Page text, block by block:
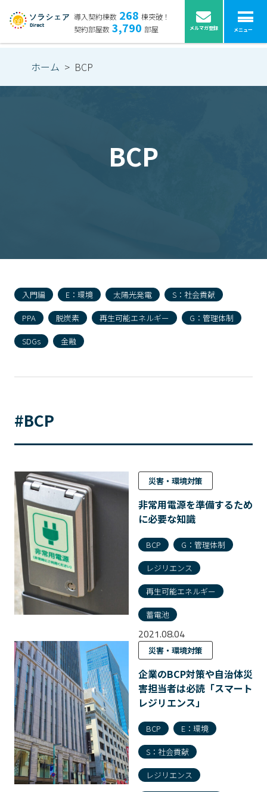
ホーム > BCP
BCP
入門編 E：環境 太陽光発電 S：社会貢献
PPA 脱炭素 再生可能エネルギー G：管理体制
SDGs 金融
#BCP
災害・環境対策
非常用電源を準備するため
に必要な知識
BCP G：管理体制
レジリエンス
再生可能エネルギー
蓄電池
2021.08.04
災害・環境対策
企業のBCP対策や自治体災
害担当者は必読「スマート
レジリエンス」
BCP E：環境
S：社会貢献
レジリエンス
導入契約棟数 268 棟突破！
契約部屋数 3,790 部屋 メルマガ登録 メニュー